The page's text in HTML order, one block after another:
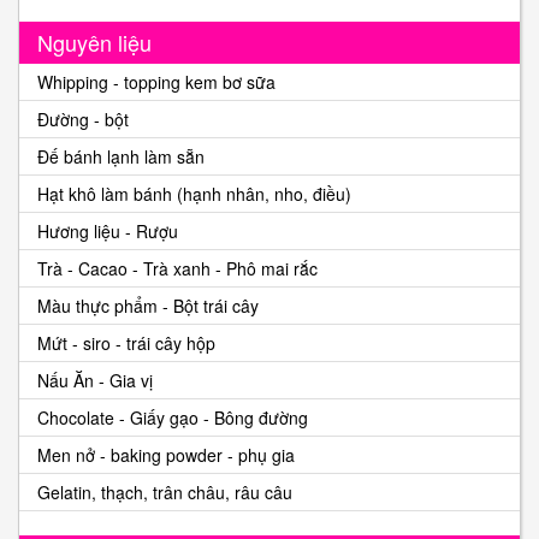
Nguyên liệu
Whipping - topping kem bơ sữa
Đường - bột
Đế bánh lạnh làm sẵn
Hạt khô làm bánh (hạnh nhân, nho, điều)
Hương liệu - Rượu
Trà - Cacao - Trà xanh - Phô mai rắc
Màu thực phẩm - Bột trái cây
Mứt - siro - trái cây hộp
Nấu Ăn - Gia vị
Chocolate - Giấy gạo - Bông đường
Men nở - baking powder - phụ gia
Gelatin, thạch, trân châu, râu câu